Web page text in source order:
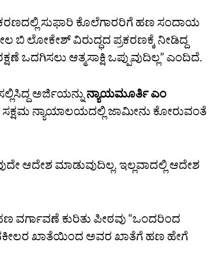
ಸುಫಾರಿ ಕೊಲೆಗಾರರಿಗೆ ಹಣ ಸಂದಾಯ
ಲೋಕೇಶ್‌ ವಿರುದ್ಧದ ಪ್ರಕರಣಕ್ಕೆ ನೀಡಿದ್ದ
ಒದಗಿಸಲು ಆತ್ಮಸಾಕ್ಷಿ ಒಪ್ಪುವುದಿಲ್ಲ” ಎಂದಿದೆ.
ಅರ್ಜಿಯನ್ನು ನ್ಯಾಯಮೂರ್ತಿ ಎಂ
ನ್ಯಾಯಾಲಯದಲ್ಲಿ ಜಾಮೀನು ಕೋರುವಂತೆ
ಆದೇಶ ಮಾಡುವುದಿಲ್ಲ. ಇಲ್ಲವಾದಲ್ಲಿ ಆದೇಶ
ಕುರಿತು ಪೀಠವು “ಒಂದರಿಂದ
ಖಾತೆಯಿಂದ ಅವರ ಖಾತೆಗೆ ಹಣ ಹೇಗೆ